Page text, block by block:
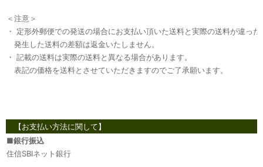
＜注意＞
・ 定形外郵便での発送の場合にお支払い頂いた送料と実際の送料が違った
発生した送料の差額は返金いたしません。
・ 記載の送料は実際の送料と異なる場合があります。
表記の価格を送料とさせていただきますのでご了承願います。
【お支払い方法に関して】
■銀行振込
住信SBIネット銀行